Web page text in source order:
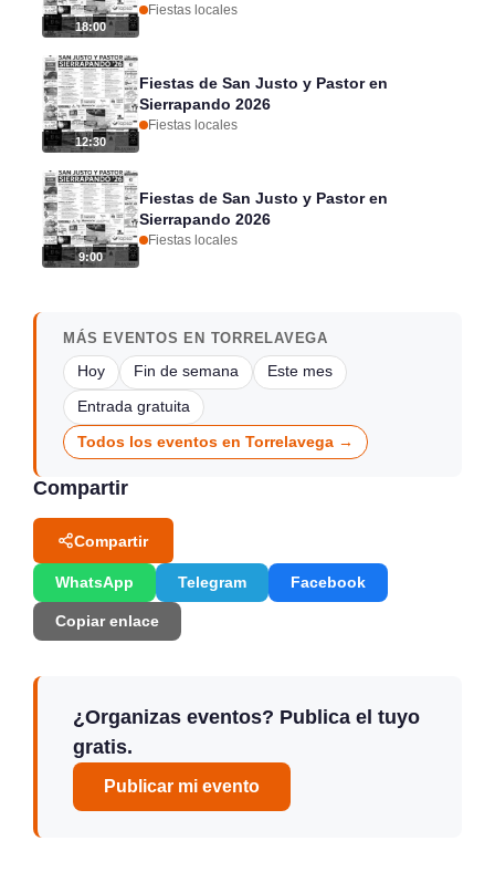
18:00
Fiestas locales
12:30
Fiestas de San Justo y Pastor en
Sierrapando 2026
Fiestas locales
9:00
Fiestas de San Justo y Pastor en
Sierrapando 2026
Fiestas locales
MÁS EVENTOS EN TORRELAVEGA
Hoy Fin de semana Este mes
Entrada gratuita
Todos los eventos en Torrelavega →
Compartir
Compartir
WhatsApp Telegram Facebook
Copiar enlace
¿Organizas eventos? Publica el tuyo
gratis.
Publicar mi evento